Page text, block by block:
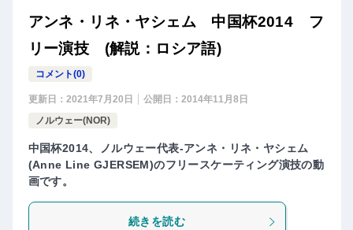
アンネ・リネ・ヤシェム 中国杯2014 フ
リー演技 (解説：ロシア語)
コメント(0)
更新日： 2021年7月20日 公開日： 2014年11月8日
ノルウェー(NOR)
中国杯2014、ノルウェー代表-アンネ・リネ・ヤシェム
(Anne Line GJERSEM)のフリースケーティング演技の動
画です。
続きを読む